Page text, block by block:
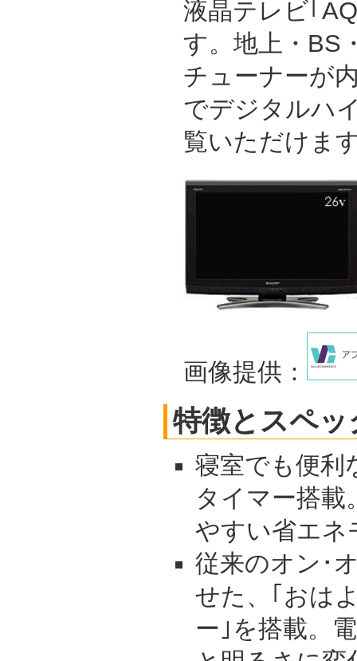
液晶テレビ｢
す。地上・BS
チューナーが
でデジタルハ
覧いただけま
画像提供：
特徴とスペッ
寝室でも便利
タイマー搭
やすい省エネ
従来のオン･
せた、｢おは
ー｣を搭載。